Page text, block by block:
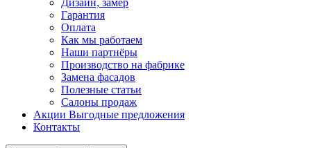
Дизайн, замер
Гарантия
Оплата
Как мы работаем
Наши партнёры
Производство на фабрике
Замена фасадов
Полезные статьи
Салоны продаж
Акции Выгодные предложения
Контакты